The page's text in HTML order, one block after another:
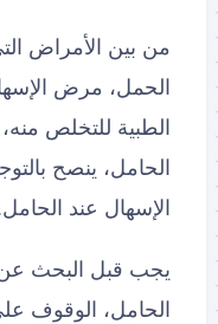
من بين الأمراض
الحمل، مرض
الطبية للتخلص
الحامل، ينصح
الإسهال عند
يجب قبل البحث عن
الحامل، الوقوف